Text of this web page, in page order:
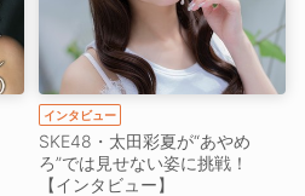
インタビュー
SKE48・太田彩夏が“あやめ
ろ”では見せない姿に挑戦！
【インタビュー】